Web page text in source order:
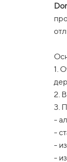
1.
2.
3.
-
-
-
-